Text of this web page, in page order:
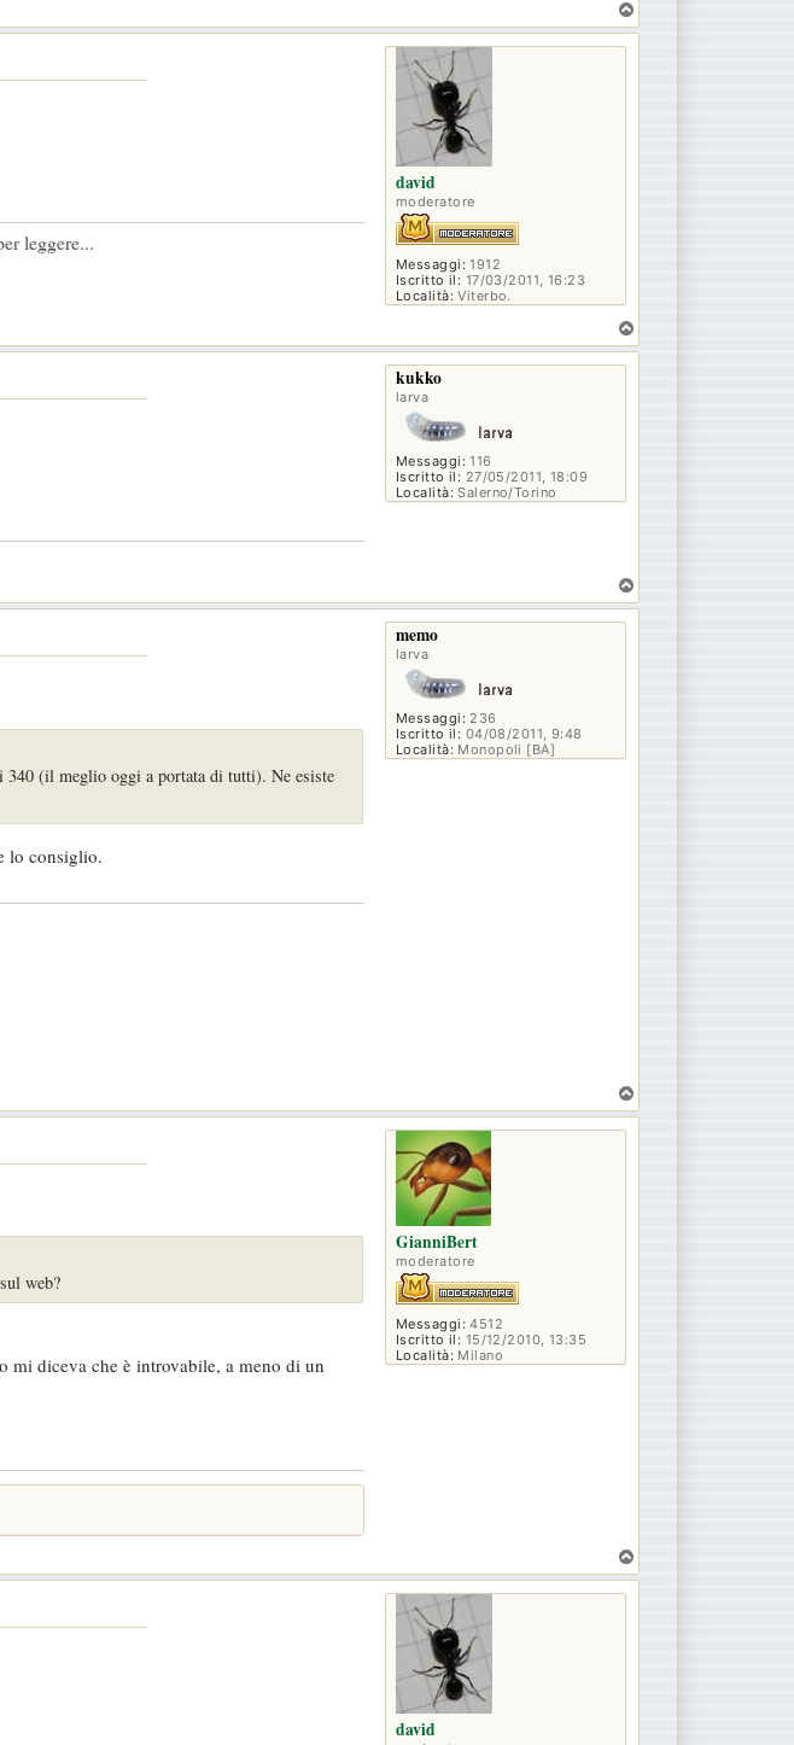
o
david
moderatore
Messaggi: 1912
Iscritto il: 17/03/2011, 16:23
Località: Viterbo.
leggere...
o
kukko
larva
Messaggi: 116
Iscritto il: 27/05/2011, 18:09
Località: Salerno/Torino
o
memo
larva
Messaggi: 236
Iscritto il: 04/08/2011, 9:48
Località: Monopoli [BA]
(il meglio oggi a portata di tutti). Ne esiste
lo consiglio.
o
GianniBert
moderatore
Messaggi: 4512
Iscritto il: 15/12/2010, 13:35
Località: Milano
web?
mi diceva che è introvabile, a meno di un
o
david